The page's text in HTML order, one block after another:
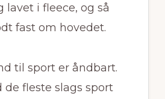
i fleece, og så
fast om hovedet.
til sport er åndbart.
de fleste slags sport